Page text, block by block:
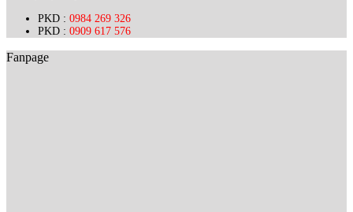
PKD : 0984 269 326
PKD : 0909 617 576
Fanpage